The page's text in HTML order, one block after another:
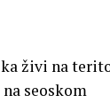
živi na
seoskom